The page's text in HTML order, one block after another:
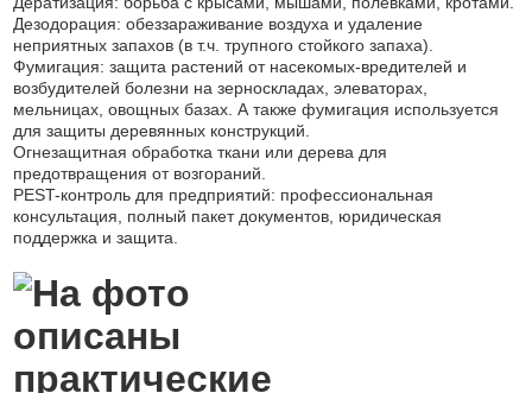
Дезодорация: обеззараживание воздуха и удаление
неприятных запахов (в т.ч. трупного стойкого запаха).
Фумигация: защита растений от насекомых-вредителей и
возбудителей болезни на зерноскладах, элеваторах,
мельницах, овощных базах. А также фумигация используется
для защиты деревянных конструкций.
Огнезащитная обработка ткани или дерева для
предотвращения от возгораний.
PEST-контроль для предприятий: профессиональная
консультация, полный пакет документов, юридическая
поддержка и защита.